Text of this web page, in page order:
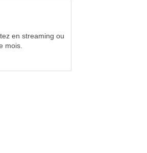
en streaming ou
mois.